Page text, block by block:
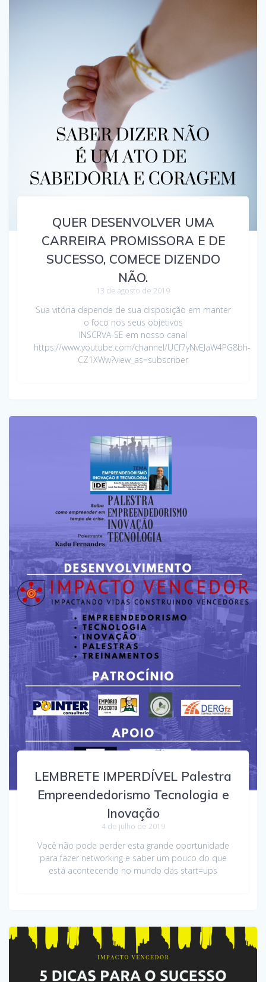
QUER DESENVOLVER UMA
CARREIRA PROMISSORA E DE
SUCESSO, COMECE DIZENDO
NÃO.
13 de agosto de 2019
Sua vitória depende de sua disposição em manter
o foco nos seus objetivos
INSCRVA-SE em nosso canal
https://www.youtube.com/channel/UCf7yNvEJaW4PG8bh-
CZ1XWw?view_as=subscriber
LEMBRETE IMPERDÍVEL Palestra
Empreendedorismo Tecnologia e
Inovação
4 de julho de 2019
Você não pode perder esta grande oportunidade
para fazer networking e saber um pouco do que
está acontecendo no mundo das start=ups